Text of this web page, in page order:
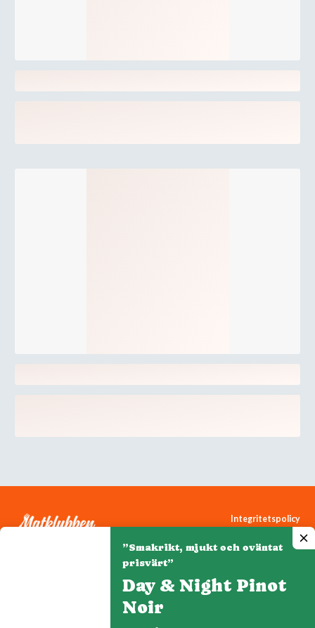
Integritetspolicy
Cookiepolicy
Denna webbplats drivs av Vinklubben i Norden AB
© 2026 mytaste.se
”Smakrikt, mjukt och oväntat
prisvärt”
Day & Night Pinot
Noir